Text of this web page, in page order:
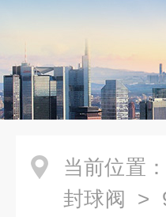
当前位置：
封球阀 >